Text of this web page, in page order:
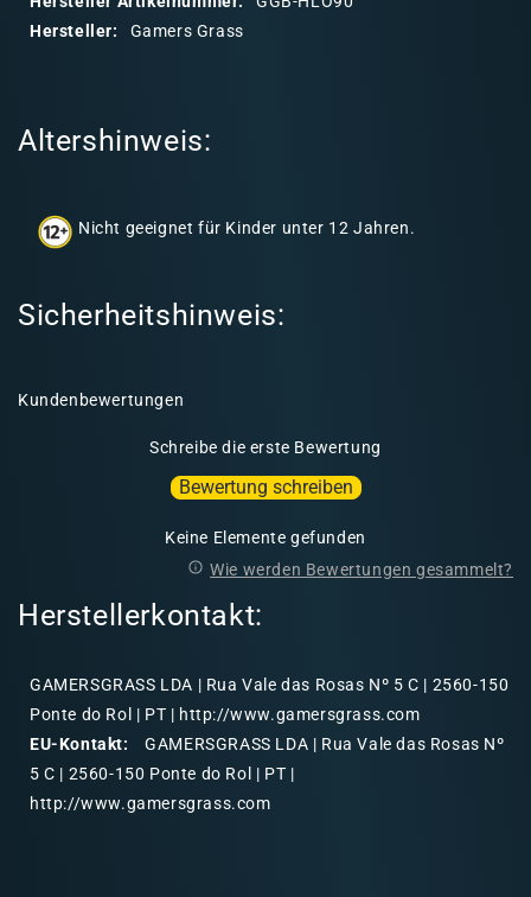
n
Hersteller:
Gamers Grass
Altershinweis:
Nicht geeignet für Kinder unter 12 Jahren.
Sicherheitshinweis:
Kundenbewertungen
Schreibe die erste Bewertung
Bewertung schreiben
Keine Elemente gefunden
Wie werden Bewertungen gesammelt?
Herstellerkontakt:
GAMERSGRASS LDA | Rua Vale das Rosas Nº 5 C | 2560-150
Ponte do Rol | PT | http://www.gamersgrass.com
EU-Kontakt:
GAMERSGRASS LDA | Rua Vale das Rosas Nº
5 C | 2560-150 Ponte do Rol | PT |
http://www.gamersgrass.com